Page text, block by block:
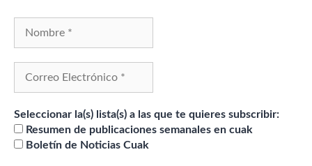
Seleccionar la(s) lista(s) a las que te quieres subscribir:
Resumen de publicaciones semanales en cuak
Boletín de Noticias Cuak